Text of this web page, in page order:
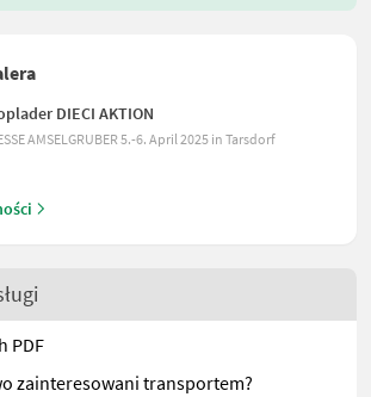
DIECI AKTION
AMSELGRUBER 5.-6. April 2025 in Tarsdorf
PDF
zainteresowani transportem?